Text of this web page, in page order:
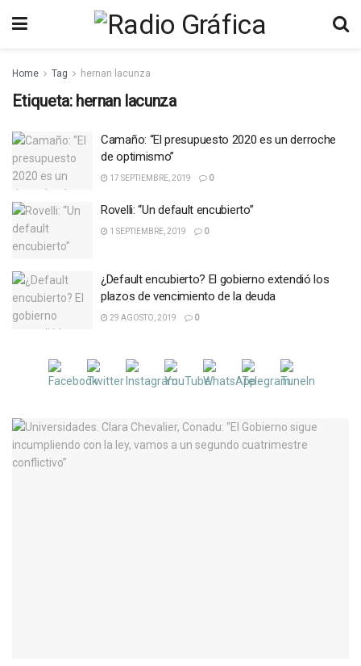
Home Tag hernan lacunza
Etiqueta: hernan lacunza
Camaño: “El presupuesto 2020 es un derroche
de optimismo”
17 SEPTIEMBRE, 2019 0
Rovelli: “Un default encubierto”
1 SEPTIEMBRE, 2019 0
¿Default encubierto? El gobierno extendió los
plazos de vencimiento de la deuda
29 AGOSTO, 2019 0